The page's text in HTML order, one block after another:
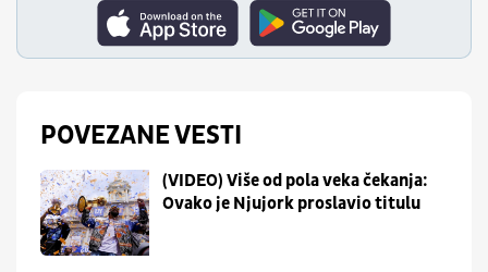
POVEZANE VESTI
(VIDEO) Više od pola veka čekanja:
Ovako je Njujork proslavio titulu